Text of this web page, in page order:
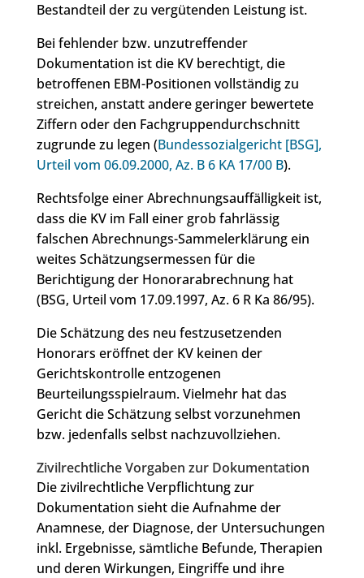
Bestandteil der zu vergütenden Leistung ist.
Bei fehlender bzw. unzutreffender
Dokumentation ist die KV berechtigt, die
betroffenen EBM-Positionen vollständig zu
streichen, anstatt andere geringer bewertete
Ziffern oder den Fachgruppendurchschnitt
zugrunde zu legen (Bundessozialgericht [BSG],
Urteil vom 06.09.2000, Az. B 6 KA 17/00 B).
Rechtsfolge einer Abrechnungsauffälligkeit ist,
dass die KV im Fall einer grob fahrlässig
falschen Abrechnungs-Sammelerklärung ein
weites Schätzungsermessen für die
Berichtigung der Honorarabrechnung hat
(BSG, Urteil vom 17.09.1997, Az. 6 R Ka 86/95).
Die Schätzung des neu festzusetzenden
Honorars eröffnet der KV keinen der
Gerichtskontrolle entzogenen
Beurteilungsspielraum. Vielmehr hat das
Gericht die Schätzung selbst vorzunehmen
bzw. jedenfalls selbst nachzuvollziehen.
Zivilrechtliche Vorgaben zur Dokumentation
Die zivilrechtliche Verpflichtung zur
Dokumentation sieht die Aufnahme der
Anamnese, der Diagnose, der Untersuchungen
inkl. Ergebnisse, sämtliche Befunde, Therapien
und deren Wirkungen, Eingriffe und ihre